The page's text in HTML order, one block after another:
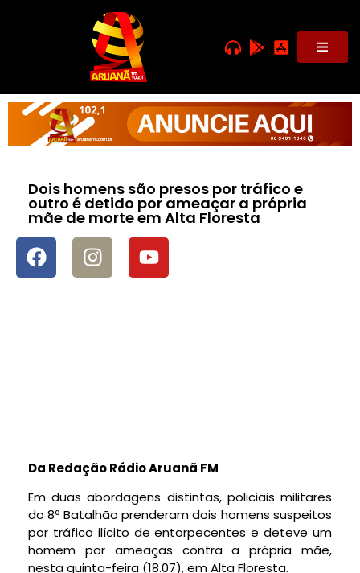
Dois homens são presos por tráfico e
outro é detido por ameaçar a própria
mãe de morte em Alta Floresta
Da Redação Rádio Aruanã FM
Em duas abordagens distintas, policiais militares
do 8º Batalhão prenderam dois homens suspeitos
por tráfico ilícito de entorpecentes e deteve um
homem por ameaças contra a própria mãe,
nesta quinta-feira (18.07), em Alta Floresta.